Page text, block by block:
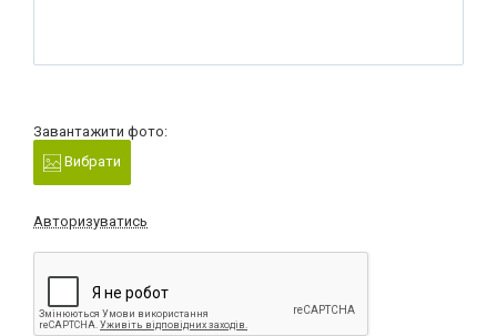
Завантажити фото:
Вибрати
Авторизуватись